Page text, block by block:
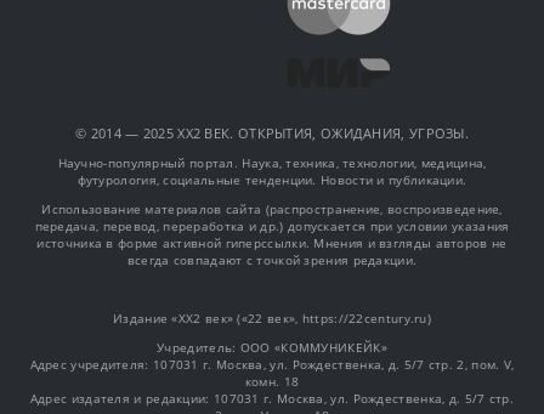
© 2014 — 2025 XX2 ВЕК. ОТКРЫТИЯ, ОЖИДАНИЯ, УГРОЗЫ.
Научно-популярный портал. Наука, техника, технологии, медицина,
футурология, социальные тенденции. Новости и публикации.
Использование материалов сайта (распространение, воспроизведение,
передача, перевод, переработка и др.) допускается при условии указания
источника в форме активной гиперссылки. Мнения и взгляды авторов не
всегда совпадают с точкой зрения редакции.
Издание «XX2 век» («22 век», https://22century.ru)
Учредитель: OOO «КОММУНИКЕЙК»
Адрес учредителя: 107031 г. Москва, ул. Рождественка, д. 5/7 стр. 2, пом. V,
комн. 18
Адрес издателя и редакции: 107031 г. Москва, ул. Рождественка, д. 5/7 стр.